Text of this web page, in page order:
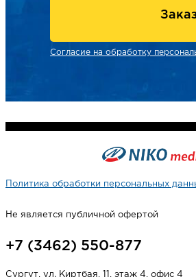
Согласие на обработку
Политика обработки персональных
Не является публичной офертой
+7 (3462) 550-877
Сургут, ул. Киртбая, 11, этаж 4, офис 4